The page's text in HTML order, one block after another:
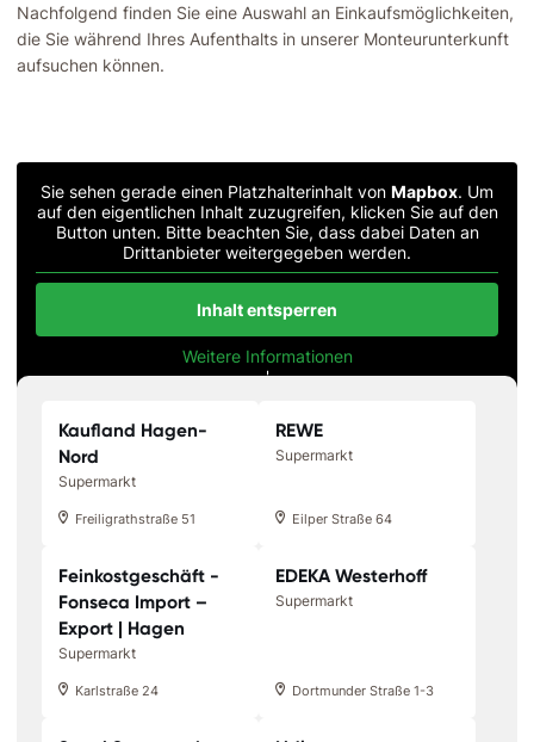
Nachfolgend finden Sie eine Auswahl an Einkaufsmöglichkeiten,
die Sie während Ihres Aufenthalts in unserer Monteurunterkunft
aufsuchen können.
Sie sehen gerade einen Platzhalterinhalt von Mapbox. Um
auf den eigentlichen Inhalt zuzugreifen, klicken Sie auf den
Button unten. Bitte beachten Sie, dass dabei Daten an
Drittanbieter weitergegeben werden.
Inhalt entsperren
Weitere Informationen
'
Kaufland Hagen-
Nord
Supermarkt
Freiligrathstraße 51
REWE
Supermarkt
Eilper Straße 64
Feinkostgeschäft -
Fonseca Import –
Export | Hagen
Supermarkt
Karlstraße 24
EDEKA Westerhoff
Supermarkt
Dortmunder Straße 1-3